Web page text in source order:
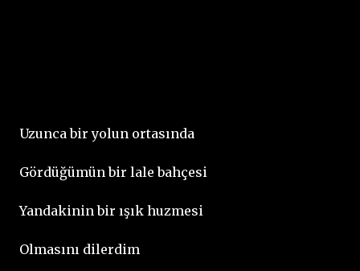
Uzunca bir yolun ortasında
Gördüğümün bir lale bahçesi
Yandakinin bir ışık huzmesi
Olmasını dilerdim